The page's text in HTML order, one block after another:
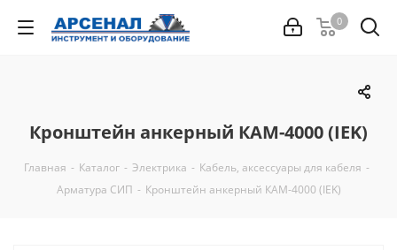
0
Кронштейн анкерный КАМ-4000 (IEK)
Главная - Каталог - Электрика - Кабель, аксессуары для кабеля -
Арматура СИП - Кронштейн анкерный КАМ-4000 (IEK)